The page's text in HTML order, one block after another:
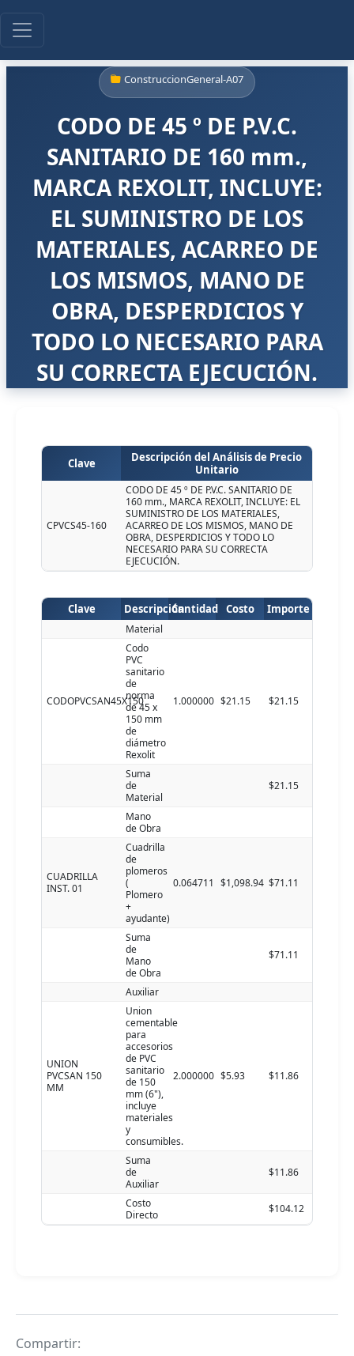
ConstruccionGeneral-A07
CODO DE 45 º DE P.V.C.
SANITARIO DE 160 mm.,
MARCA REXOLIT, INCLUYE:
EL SUMINISTRO DE LOS
MATERIALES, ACARREO DE
LOS MISMOS, MANO DE
OBRA, DESPERDICIOS Y
TODO LO NECESARIO PARA
SU CORRECTA EJECUCIÓN.
Clave
Descripción del Análisis de Precio
Unitario
CPVCS45-160
CODO DE 45 º DE P.V.C. SANITARIO DE
160 mm., MARCA REXOLIT, INCLUYE: EL
SUMINISTRO DE LOS MATERIALES,
ACARREO DE LOS MISMOS, MANO DE
OBRA, DESPERDICIOS Y TODO LO
NECESARIO PARA SU CORRECTA
EJECUCIÓN.
Clave DescripciónCantidad Costo Importe
Material
CODOPVCSAN45X150
Codo
PVC
sanitario
de
norma
de 45 x
150 mm
de
diámetro
Rexolit
1.000000 $21.15 $21.15
Suma
de
Material
$21.15
Mano
de Obra
CUADRILLA
INST. 01
Cuadrilla
de
plomeros
(
Plomero
+
ayudante)
0.064711 $1,098.94 $71.11
Suma
de
Mano
de Obra
$71.11
Auxiliar
UNION
PVCSAN 150
MM
Union
cementable
para
accesorios
de PVC
sanitario
de 150
mm (6"),
incluye
materiales
y
consumibles.
2.000000 $5.93 $11.86
Suma
de
Auxiliar
$11.86
Costo
Directo
$104.12
Compartir: